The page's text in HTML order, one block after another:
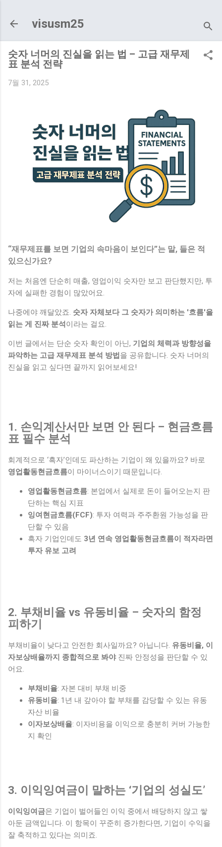
visusm25
숫자 너머의 진실을 읽는 법 – 고급 재무제
표 분석 전략
7월 31, 2025
“재무제표를 보면 기업의 속마음이 보인다”는 말, 들은 적
있으신가요?
저는 처음엔 단순히 매출, 영업이익 숫자만 보고 판단했지만, 투
자에 실패한 경험이 많았어요.
나중에야 깨달았죠. 숫자 자체보다 그 숫자가 의미하는 '흐름'을
읽는 게 진짜 분석 이라는 걸요.
이번 글에서는 단순 숫자 확인이 아닌, 기업의 체력과 방향성을
파악하는 고급 재무제표 분석 방법 을 공유합니다. 숫자 너머의
진실을 읽고 싶다면 끝까지 읽어보세요!
1. 손익계산서만 보면 안 된다 – 현금흐름
표 필수 분석
회계적으로 ‘흑자’인데도 파산하는 기업이 왜 있을까요? 바로
영업활동현금흐름이 마이너스이기 때문입니다.
영업활동현금흐름: 본업에서 실제로 돈이 들어오는지 판
단하는 핵심 지표
잉여현금흐름(FCF): 투자 여력과 주주환원 가능성을 판
단할 수 있음
흑자 기업인데도 3년 연속 영업활동현금흐름이 적자라면
투자 유보 고려
2. 부채비율 vs 유동비율 – 숫자의 함정
피하기
부채비율이 낮다고 안전한 회사일까요? 아닙니다. 유동비율, 이
자보상배율까지 종합적으로 봐야진짜 안정성을 판단할 수 있
어요.
부채비율: 자본 대비 부채 비중
유동비율: 1년 내 갚아야 할 부채를 감당할 수 있는 유동
자산 비율
이자보상배율: 이자비용을 이익으로 충분히 커버 가능한
지 확인
3. 이익잉여금이 말하는 ‘기업의 성실도’
이익잉여금은 기업이 벌어들인 이익 중에서 배당하지 않고 쌓
아둔 금액입니다. 이 항목이 꾸준히 증가한다면, 기업이 수익을
잘 축적하고 있다는 의미죠.